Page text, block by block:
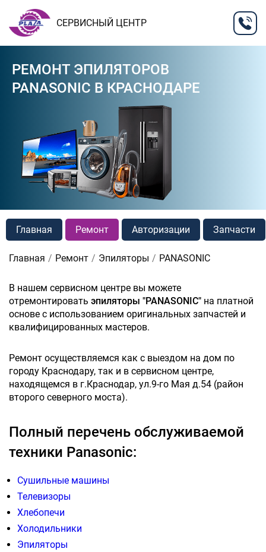
СЕРВИСНЫЙ ЦЕНТР
РЕМОНТ ЭПИЛЯТОРОВ
PANASONIC В КРАСНОДАРЕ
Главная Ремонт Авторизации Запчасти
Главная Ремонт Эпиляторы PANASONIC
В нашем сервисном центре вы можете
отремонтировать эпиляторы "PANASONIC" на платной
основе с использованием оригинальных запчастей и
квалифицированных мастеров.
Ремонт осуществляемся как с выездом на дом по
городу Краснодару, так и в сервисном центре,
находящемся в г.Краснодар, ул.9-го Мая д.54 (район
второго северного моста).
Полный перечень обслуживаемой
техники Panasonic:
Сушильные машины
Телевизоры
Хлебопечи
Холодильники
Эпиляторы